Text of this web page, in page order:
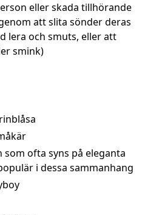
eller skada tillhörande
att slita sönder deras
lera och smuts, eller att
smink)
som ofta syns på eleganta
i dessa sammanhang